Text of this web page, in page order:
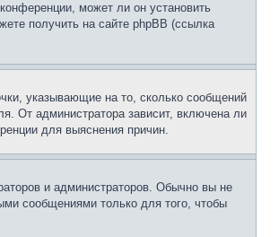
может ли он установить
получить на сайте phpBB (ссылка
указывающие на то, сколько сообщений
От администратора зависит, включена ли
для выяснения причин.
и администраторов. Обычно вы не
сообщениями только для того, чтобы